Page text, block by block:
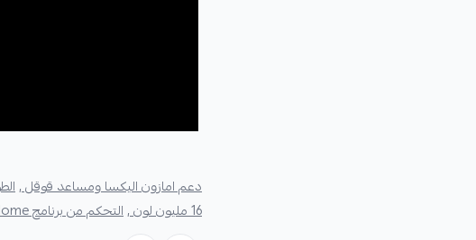
دعم امازون اليكسا ومساعد قوقل ,
16 مليون لون ,
التحكم من برنامج Govee Home ,